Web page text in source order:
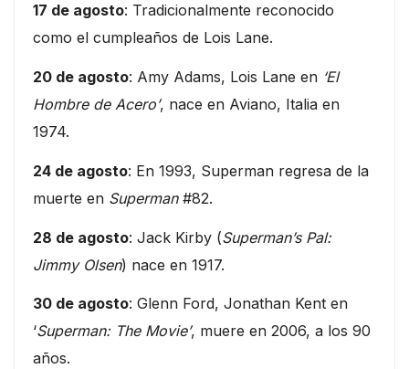
17 de agosto: Tradicionalmente reconocido
como el cumpleaños de Lois Lane.
20 de agosto: Amy Adams, Lois Lane en ‘El
Hombre de Acero’, nace en Aviano, Italia en
1974.
24 de agosto: En 1993, Superman regresa de la
muerte en Superman#82.
28 de agosto: Jack Kirby (Superman’s Pal:
Jimmy Olsen) nace en 1917.
30 de agosto: Glenn Ford, Jonathan Kent en
‘Superman: The Movie’, muere en 2006, a los 90
años.